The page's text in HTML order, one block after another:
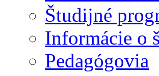
Študijné
Informácie o
Pedagógovia